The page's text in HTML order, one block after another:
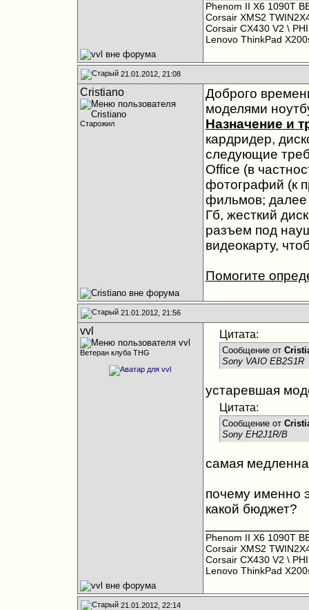
Phenom II X6 1090T
Corsair XMS2
Corsair CX430 V2 \
Lenovo ThinkPad
21.01.2012, 21:08
Cristiano
Старожил
Доброго
моделями
Назначение и
кардридер,
следующие
Office (в
фотографий (к
фильмов; далее
Гб, жесткий
разъем под
видеокарту,
Помогите
21.01.2012, 21:56
vvl
Ветеран клуба THG
Цитата:
Сообщение от
Sony VAIO EB2S1R
устаревшая
Цитата:
Сообщение от
Sony EH2J1R/B
самая
почему именно
какой бюджет?
Phenom II X6 1090T
Corsair XMS2
Corsair CX430 V2 \
Lenovo ThinkPad
21.01.2012, 22:14